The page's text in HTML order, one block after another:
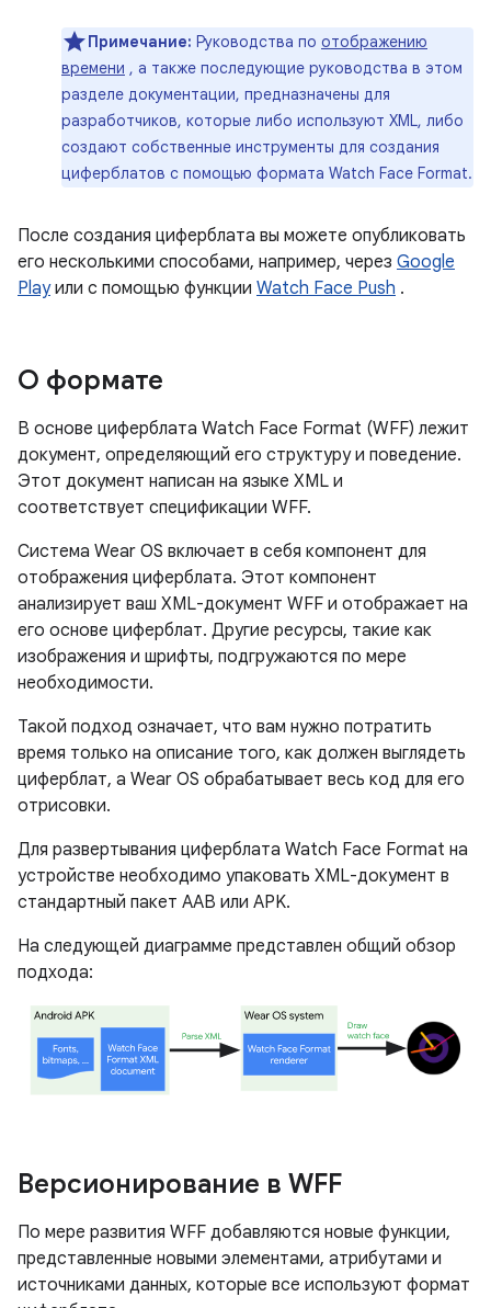
Примечание: Руководства по отображению
времени , а также последующие руководства в этом
разделе документации, предназначены для
разработчиков, которые либо используют XML, либо
создают собственные инструменты для создания
циферблатов с помощью формата Watch Face Format.
После создания циферблата вы можете опубликовать
его несколькими способами, например, через Google
Playили с помощью функции Watch Face Push .
О формате
В основе циферблата Watch Face Format (WFF) лежит
документ, определяющий его структуру и поведение.
Этот документ написан на языке XML и
соответствует спецификации WFF.
Система Wear OS включает в себя компонент для
отображения циферблата. Этот компонент
анализирует ваш XML-документ WFF и отображает на
его основе циферблат. Другие ресурсы, такие как
изображения и шрифты, подгружаются по мере
необходимости.
Такой подход означает, что вам нужно потратить
время только на описание того, как должен выглядеть
циферблат, а Wear OS обрабатывает весь код для его
отрисовки.
Для развертывания циферблата Watch Face Format на
устройстве необходимо упаковать XML-документ в
стандартный пакет AAB или APK.
На следующей диаграмме представлен общий обзор
подхода:
Версионирование в WFF
По мере развития WFF добавляются новые функции,
представленные новыми элементами, атрибутами и
источниками данных, которые все используют формат